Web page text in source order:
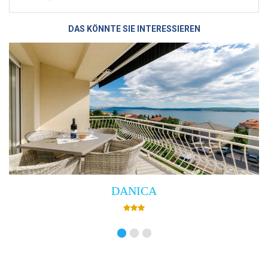
DAS KÖNNTE SIE INTERESSIEREN
Villa Empress